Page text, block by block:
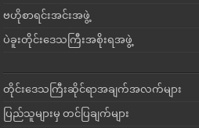
ဗဟိုစာရင်းအင်းအဖွဲ့
ပဲခူးတိုင်းဒေသကြီးအစိုးရအဖွဲ့
တိုင်းဒေသကြီးဆိုင်ရာအချက်အလက်များ
ပြည်သူများမှ တင်ပြချက်များ